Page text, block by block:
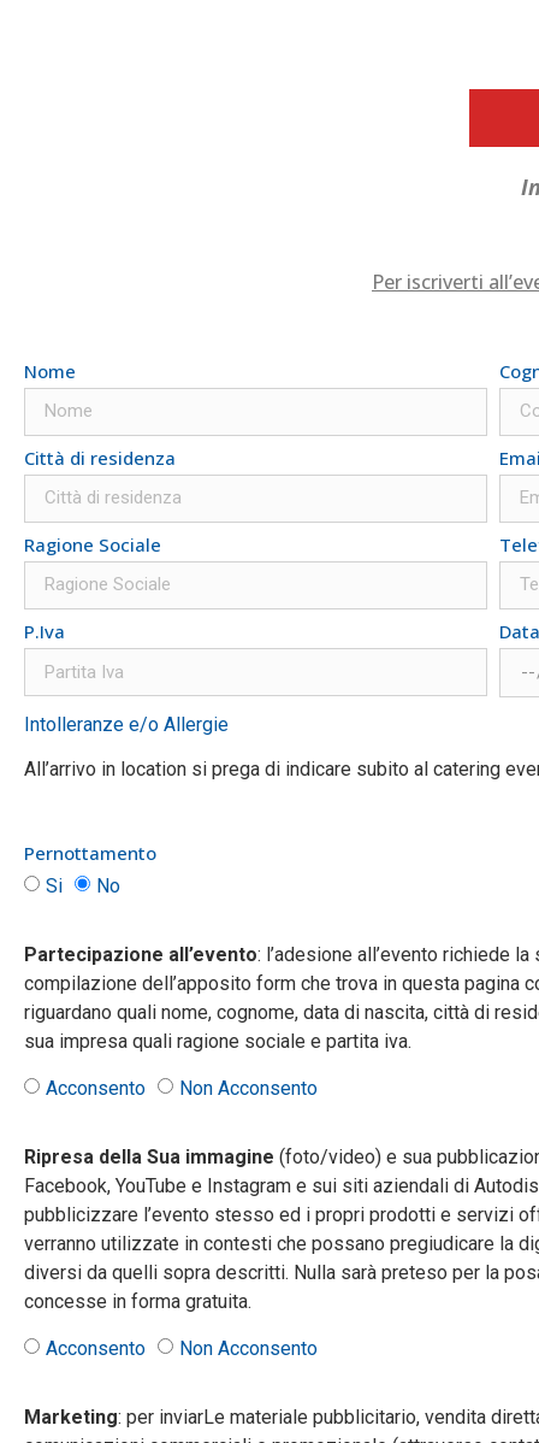
Per iscriverti
Nome
Città di residenza
Ragione Sociale
P.Iva
Intolleranze e/o Allergie
All’arrivo in location si prega di indicare subito al catering
Pernottamento
Si No
Partecipazione all’evento: l’adesione all’evento richiede
compilazione dell’apposito form che trova in questa pagina
riguardano quali nome, cognome, data di nascita, città di
sua impresa quali ragione sociale e partita iva.
Acconsento Non Acconsento
Ripresa della Sua immagine (foto/video) e sua
Facebook, YouTube e Instagram e sui siti aziendali di
pubblicizzare l’evento stesso ed i propri prodotti e servizi
verranno utilizzate in contesti che possano pregiudicare la
diversi da quelli sopra descritti. Nulla sarà preteso per la
concesse in forma gratuita.
Acconsento Non Acconsento
Marketing: per inviarLe materiale pubblicitario, vendita